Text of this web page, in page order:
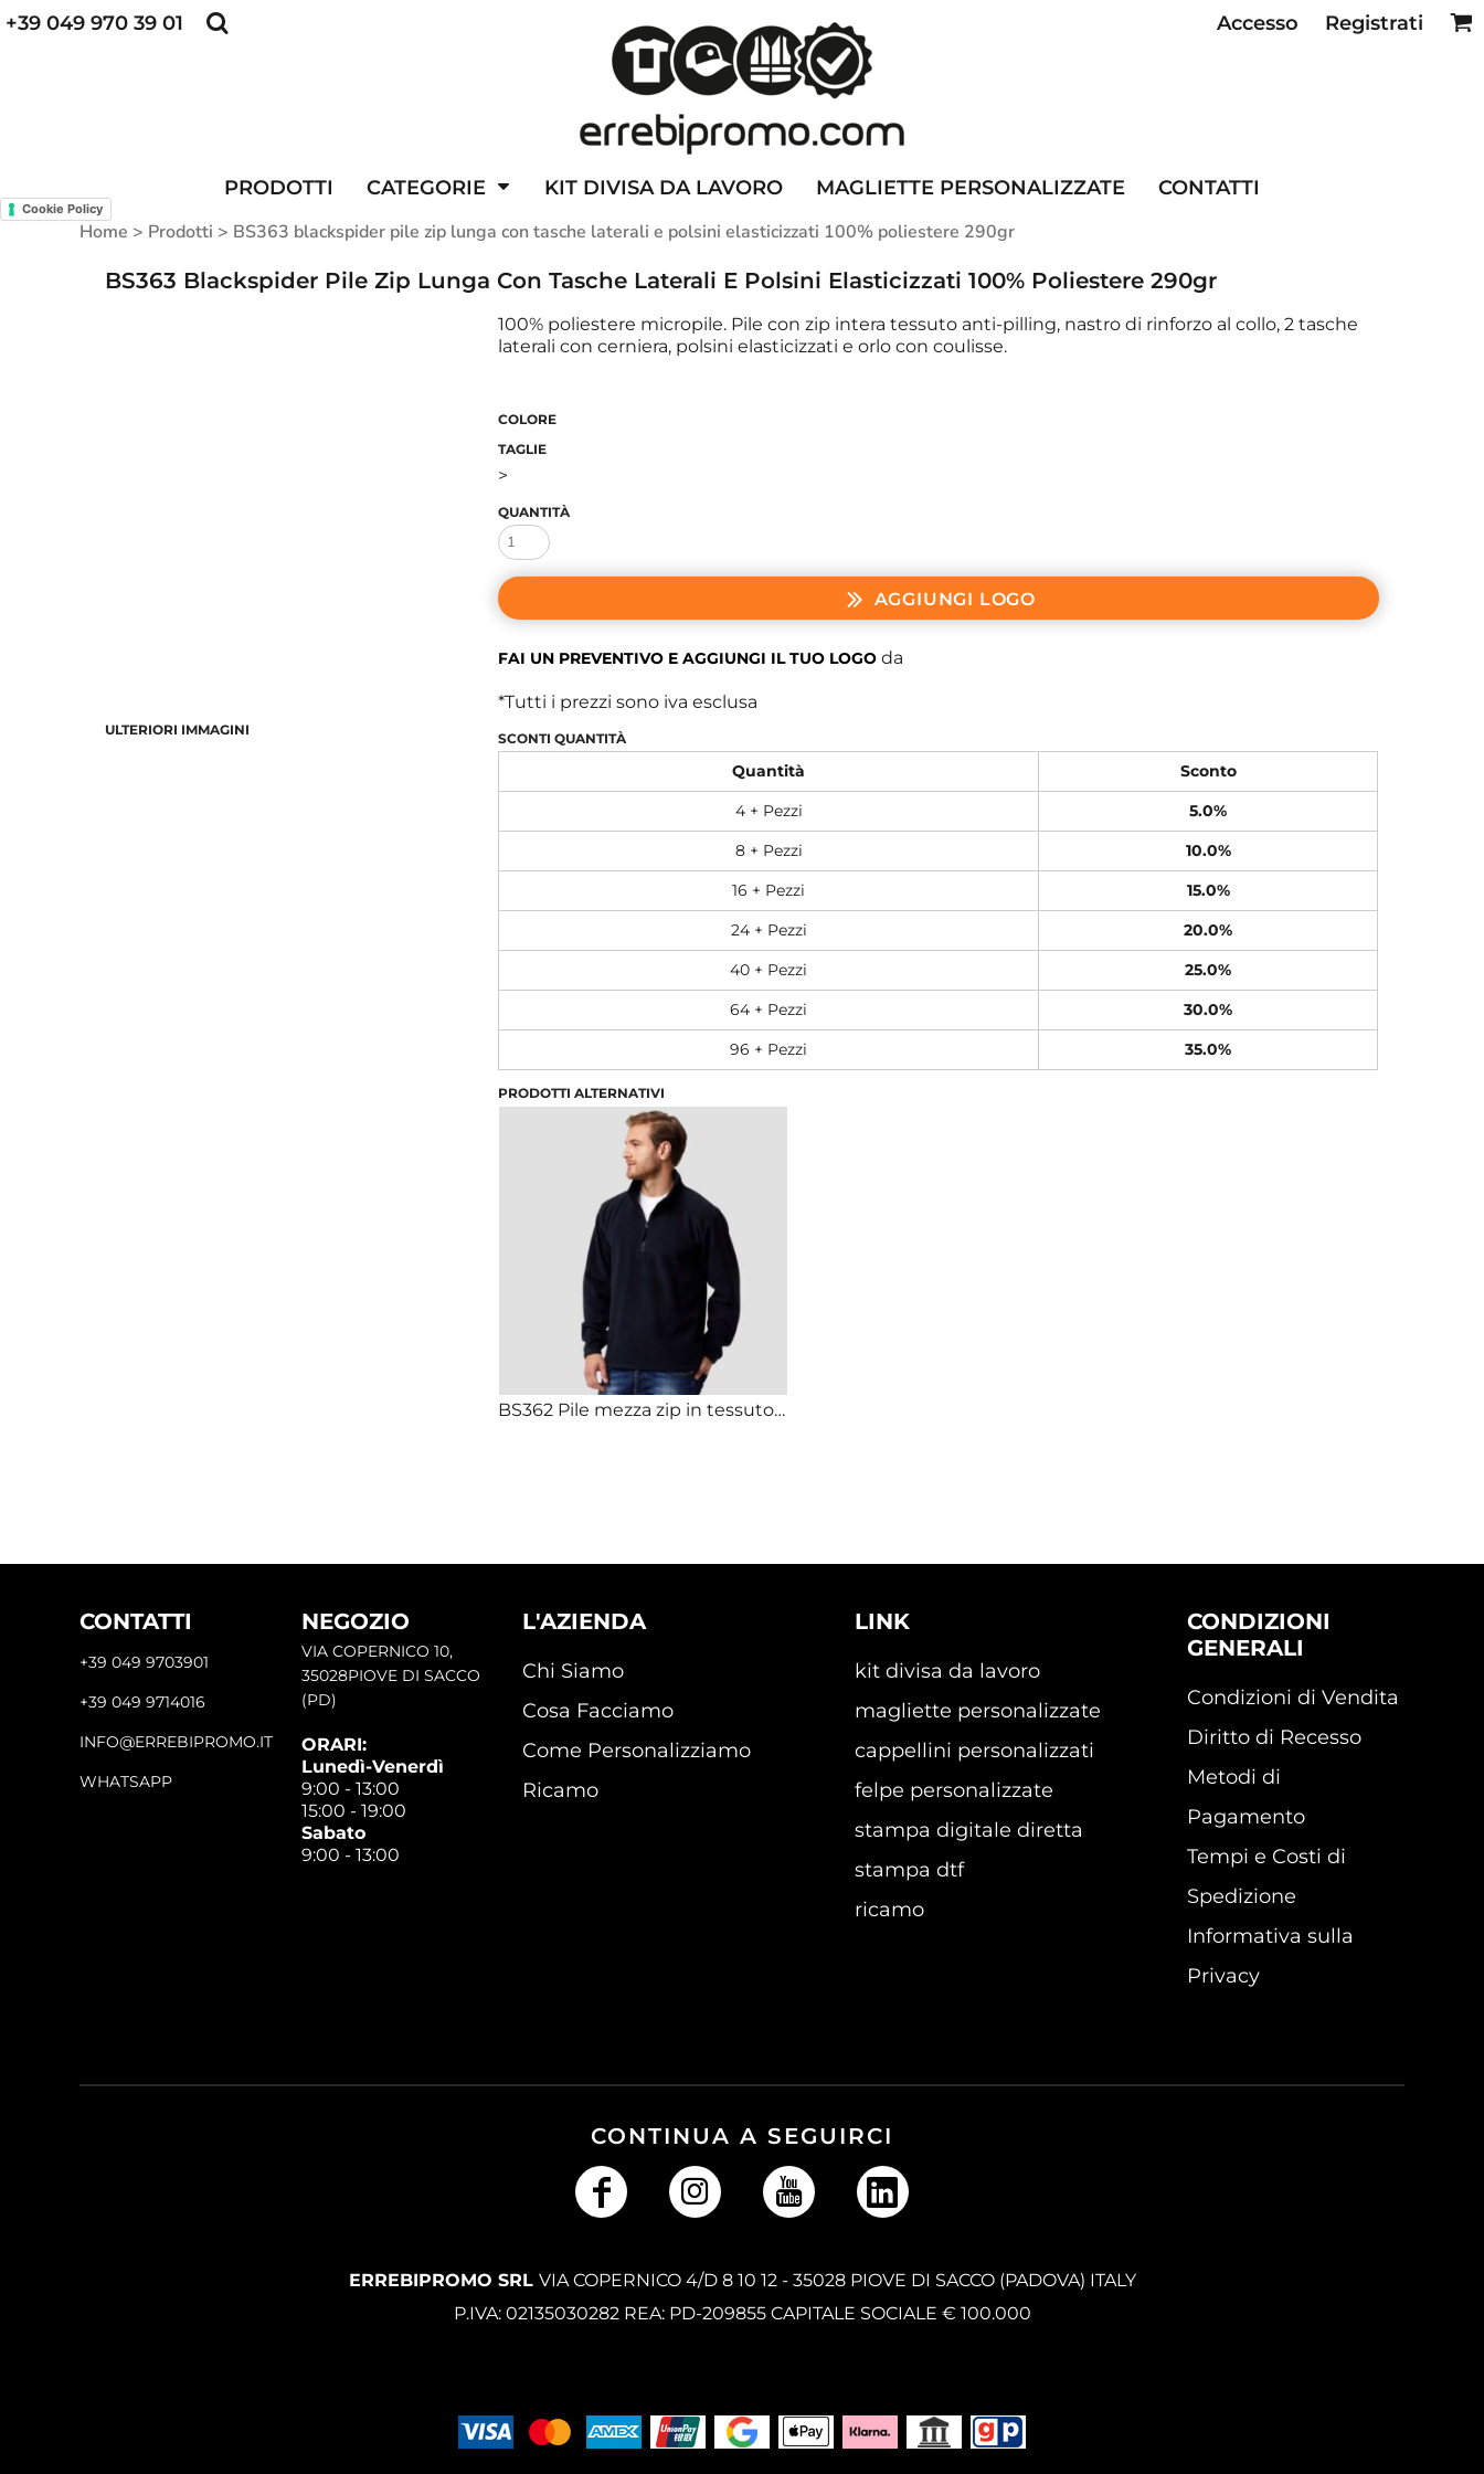
+39 049 970 39 01 Accesso Registrati
PRODOTTI CATEGORIE KIT DIVISA DA LAVORO MAGLIETTE PERSONALIZZATE CONTATTI
Cookie Policy
Home > Prodotti > BS363 blackspider pile zip lunga con tasche laterali e polsini elasticizzati 100% poliestere 290gr
BS363 Blackspider Pile Zip Lunga Con Tasche Laterali E Polsini Elasticizzati 100% Poliestere 290gr
ULTERIORI IMMAGINI
100% poliestere micropile. Pile con zip intera tessuto anti-pilling, nastro di rinforzo al collo, 2 tasche
laterali con cerniera, polsini elasticizzati e orlo con coulisse.
COLORE
TAGLIE
>
QUANTITÀ
AGGIUNGI LOGO
FAI UN PREVENTIVO E AGGIUNGI IL TUO LOGO da
*Tutti i prezzi sono iva esclusa
SCONTI QUANTITÀ
Quantità
Sconto
4 + Pezzi
5.0%
8 + Pezzi
10.0%
16 + Pezzi
15.0%
24 + Pezzi
20.0%
40 + Pezzi
25.0%
64 + Pezzi
30.0%
96 + Pezzi
35.0%
PRODOTTI ALTERNATIVI
BS362 Pile mezza zip in tessuto anti pilling e polsini elasticizzati 100% poliestere 290gr
CONTATTI
+39 049 9703901
+39 049 9714016
INFO@ERREBIPROMO.IT
WHATSAPP
NEGOZIO
VIA COPERNICO 10,
35028PIOVE DI SACCO
(PD)
ORARI:
Lunedì-Venerdì
9:00 - 13:00
15:00 - 19:00
Sabato
9:00 - 13:00
L'AZIENDA
Chi Siamo
Cosa Facciamo
Come Personalizziamo
Ricamo
LINK
kit divisa da lavoro
magliette personalizzate
cappellini personalizzati
felpe personalizzate
stampa digitale diretta
stampa dtf
ricamo
CONDIZIONI
GENERALI
Condizioni di Vendita
Diritto di Recesso
Metodi di
Pagamento
Tempi e Costi di
Spedizione
Informativa sulla
Privacy
CONTINUA A SEGUIRCI
ERREBIPROMO SRL VIA COPERNICO 4/D 8 10 12 - 35028 PIOVE DI SACCO (PADOVA) ITALY
P.IVA: 02135030282 REA: PD-209855 CAPITALE SOCIALE € 100.000
PRODOTTI
MAGLIETTE PERSONALIZZATE
CONTATTI
ACCESSO
POLO PERSONALIZZATE
DIVISE RISTORAZIONE
POLO PERSONALIZZATE CAPPELLINI PERSONALIZZATI ALTA VISIBILITA'